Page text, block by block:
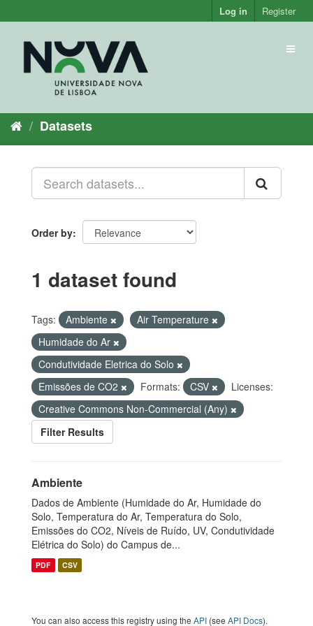
to
Log in Register
Datasets
Order by
1 dataset found
Tags: Ambiente
Air Temperature
Humidade do Ar
Condutividade Eletrica do Solo
Emissões de CO2
Formats: CSV
Licenses:
Creative Commons Non-Commercial (Any)
Filter Results
Ambiente
Dados de Ambiente (Humidade do Ar, Humidade do
Solo, Temperatura do Ar, Temperatura do Solo,
Emissões do CO2, Níveis de Ruído, UV, Condutividade
Elétrica do Solo) do Campus de...
PDF CSV
You can also access this registry using the API (see API Docs).